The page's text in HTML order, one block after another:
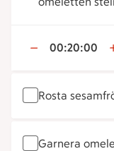
00:20:00
Rosta
Garnera